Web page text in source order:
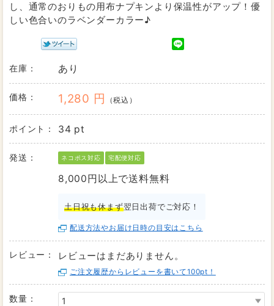
し、通常のおりもの用布ナプキンより保温性がアップ！優
しい色合いのラベンダーカラー♪
在庫： あり
価格： 1,280 円 （税込）
ポイント： 34 pt
発送： ネコポス対応 宅配便対応
8,000円以上で送料無料
土日祝も休まず翌日出荷でご対応！
配送方法やお届け日時の目安はこちら
レビュー： レビューはまだありません。
ご注文履歴からレビューを書いて100pt！
数量：